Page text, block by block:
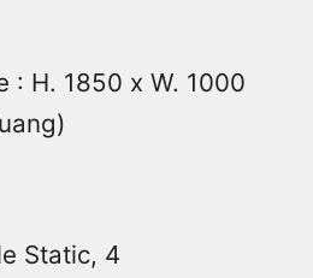
: H. 1850 x W. 1000
Static, 4